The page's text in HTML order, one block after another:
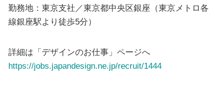
勤務地：東京支社／東京都中央区銀座（東京メトロ各
線銀座駅より徒歩5分）
詳細は「デザインのお仕事」ページへ
https://jobs.japandesign.ne.jp/recruit/1444